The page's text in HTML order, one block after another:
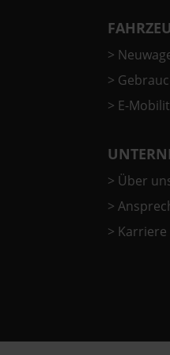
>
>
> E-
> Über
>
> Karriere